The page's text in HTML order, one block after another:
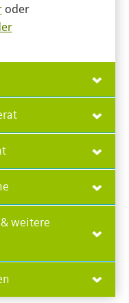
oder
weitere